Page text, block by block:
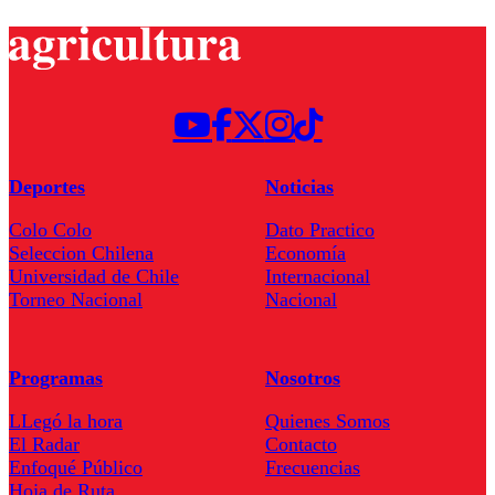
Deportes
Colo Colo
Seleccion Chilena
Universidad de Chile
Torneo Nacional
Noticias
Dato Practico
Economía
Internacional
Nacional
Programas
LLegó la hora
El Radar
Enfoqué Público
Nosotros
Quienes Somos
Contacto
Frecuencias